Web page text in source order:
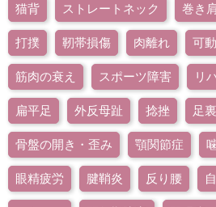
猫背 ストレートネック 巻き肩
打撲 靭帯損傷 肉離れ 可
筋肉の衰え スポーツ障害 リ
扁平足 外反母趾 捻挫 足
骨盤の開き・歪み 顎関節症
眼精疲労 腱鞘炎 反り腰